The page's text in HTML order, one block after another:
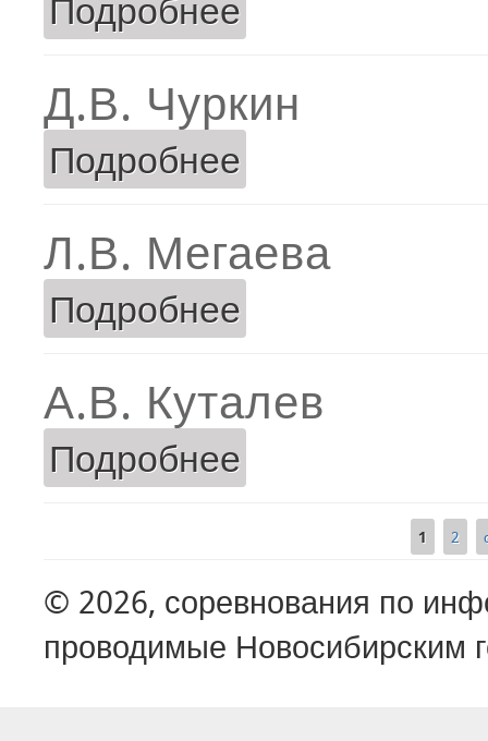
Д.В. Чуркин
Подробнее
Л.В. Мегаева
Подробнее
А.В. Куталев
Подробнее
1 2
© 2026, соревнования по
проводимые Новосибирским